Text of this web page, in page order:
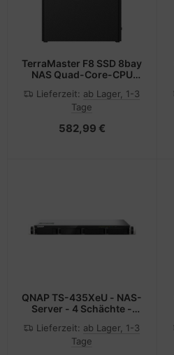
TerraMaster F8 SSD 8bay
NAS Quad-Core-CPU
Server
Lieferzeit: ab Lager, 1-3
Tage
582,99 €
QNAP TS-435XeU - NAS-
Server - 4 Schächte -
Lieferzeit: ab Lager, 1-3
Tage